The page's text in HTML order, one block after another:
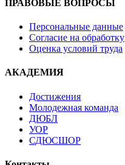
ПРАВОВЫЕ ВОПРОСЫ
Персональные данные
Согласие на обработку
Оценка условий труда
АКАДЕМИЯ
Достижения
Молодежная команда
ДЮБЛ
УОР
СДЮСШОР